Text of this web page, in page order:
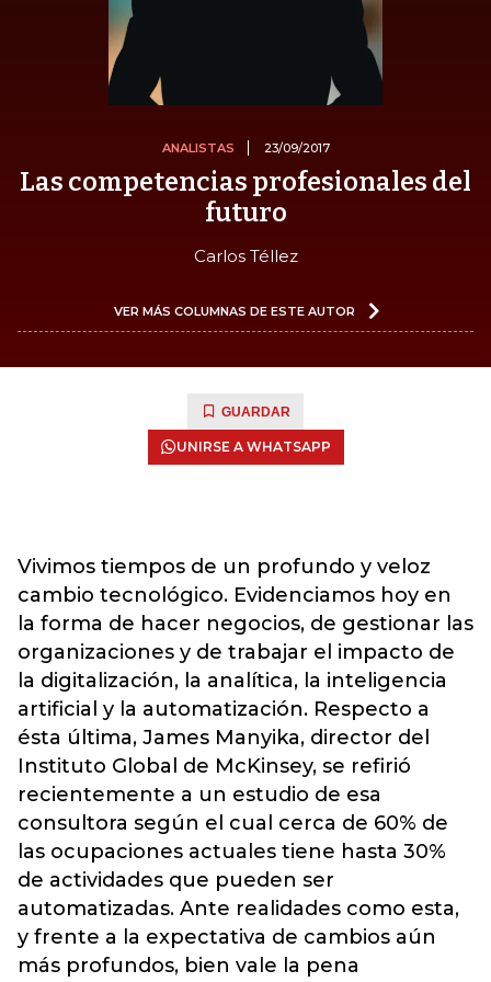
ANALISTAS 23/09/2017
Las competencias profesionales del
futuro
Carlos Téllez
VER MÁS COLUMNAS DE ESTE AUTOR
GUARDAR
UNIRSE A WHATSAPP
Vivimos tiempos de un profundo y veloz
cambio tecnológico. Evidenciamos hoy en
la forma de hacer negocios, de gestionar las
organizaciones y de trabajar el impacto de
la digitalización, la analítica, la inteligencia
artificial y la automatización. Respecto a
ésta última, James Manyika, director del
Instituto Global de McKinsey, se refirió
recientemente a un estudio de esa
consultora según el cual cerca de 60% de
las ocupaciones actuales tiene hasta 30%
de actividades que pueden ser
automatizadas. Ante realidades como esta,
y frente a la expectativa de cambios aún
más profundos, bien vale la pena